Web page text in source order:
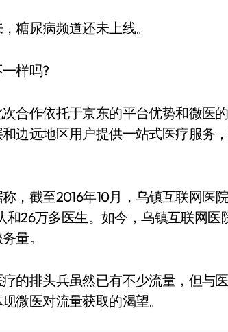
糖尿病频道还未上线。
样吗?
合作依托于京东的平台优势和微医
边远地区用户提供一站式医疗服务
，截至2016年10月，乌镇互联网医
26万多医生。如今，乌镇互联网医
量。
的排头兵虽然已有不少流量，但与
微医对流量获取的渴望。